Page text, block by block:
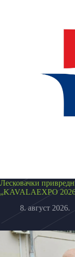
Лесковачки
„KAVALAEXPO
8. август 2026.